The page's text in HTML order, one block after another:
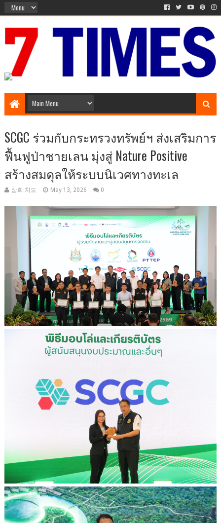
SCGC ร่วมกับกระทรวงทรัพย์ฯ ส่งเสริมการ
ฟื้นฟูป่าชายเลน มุ่งสู่ Nature Positive
สร้างสมดุลให้ระบบนิเวศทางทะเล
삼희 치도 May 13, 2026 0